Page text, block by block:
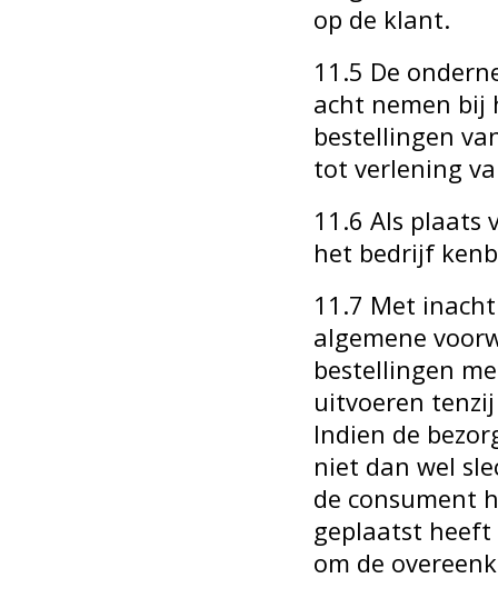
op de klant.
11.5 De
acht nemen bij
bestellingen
tot verlening
11.6 Als plaats
het bedrijf
11.7 Met
algemene
bestellingen
uitvoeren
Indien de
niet dan wel
de consument
geplaatst
om de